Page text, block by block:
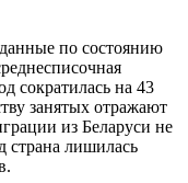
по состоянию
сократилась на 43
занятых отражают
из Беларуси не
страна лишилась